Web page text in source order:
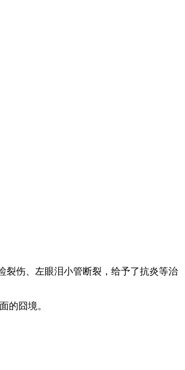
裂伤、左眼泪小管断裂，给予了抗炎等治
的囧境。